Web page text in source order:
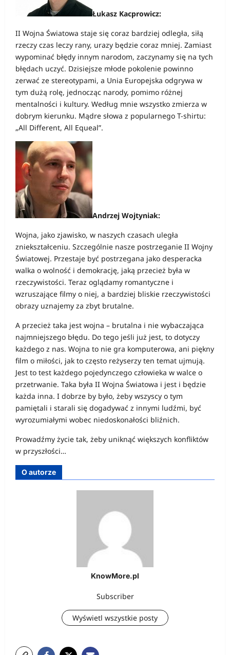
Łukasz Kacprowicz:
II Wojna Światowa staje się coraz bardziej odległa, siłą
rzeczy czas leczy rany, urazy będzie coraz mniej. Zamiast
wypominać błędy innym narodom, zaczynamy się na tych
błędach uczyć. Dzisiejsze młode pokolenie powinno
zerwać ze stereotypami, a Unia Europejska odgrywa w
tym dużą rolę, jednocząc narody, pomimo różnej
mentalności i kultury. Według mnie wszystko zmierza w
dobrym kierunku. Mądre słowa z popularnego T-shirtu:
„All Different, All Equeal”.
Andrzej Wojtyniak:
Wojna, jako zjawisko, w naszych czasach uległa
zniekształceniu. Szczególnie nasze postrzeganie II Wojny
Światowej. Przestaje być postrzegana jako desperacka
walka o wolność i demokrację, jaką przecież była w
rzeczywistości. Teraz oglądamy romantyczne i
wzruszające filmy o niej, a bardziej bliskie rzeczywistości
obrazy uznajemy za zbyt brutalne.
A przecież taka jest wojna – brutalna i nie wybaczająca
najmniejszego błędu. Do tego jeśli już jest, to dotyczy
każdego z nas. Wojna to nie gra komputerowa, ani piękny
film o miłości, jak to często reżyserzy ten temat ujmują.
Jest to test każdego pojedynczego człowieka w walce o
przetrwanie. Taka była II Wojna Światowa i jest i będzie
każda inna. I dobrze by było, żeby wszyscy o tym
pamiętali i starali się dogadywać z innymi ludźmi, być
wyrozumiałymi wobec niedoskonałości bliźnich.
Prowadźmy życie tak, żeby uniknąć większych konfliktów
w przyszłości…
O autorze
KnowMore.pl
Subscriber
Wyświetl wszystkie posty